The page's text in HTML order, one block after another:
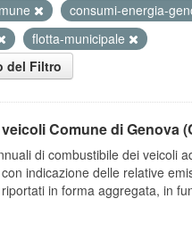
consumi-energia-
flotta-municipale
del Filtro
Comune di Genova
di combustibile dei veicoli
indicazione delle relative
in forma aggregata, in